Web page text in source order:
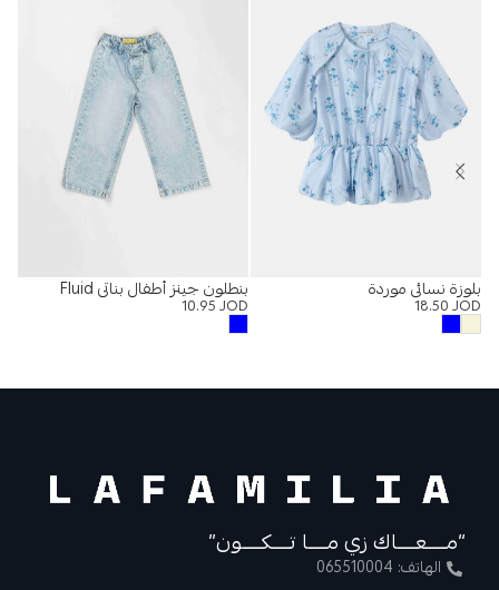
بلوزة نسائي موردة
18.50JOD
بنطلون جينز أطفال بناتي Fluid
Jogger
10.95JOD
“مــــعــــاك زي مــــا تــــكــــون”
الهاتف: 065510004